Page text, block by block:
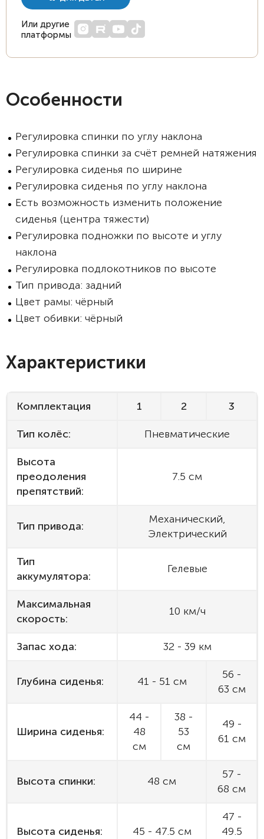
Или другие
платформы
Особенности
Регулировка спинки по углу наклона
Регулировка спинки за счёт ремней натяжения
Регулировка сиденья по ширине
Регулировка сиденья по углу наклона
Есть возможность изменить положение
сиденья (центра тяжести)
Регулировка подножки по высоте и углу
наклона
Регулировка подлокотников по высоте
Тип привода: задний
Цвет рамы: чёрный
Цвет обивки: чёрный
Характеристики
Комплектация 1 2 3
Тип колёс: Пневматические
Высота
преодоления
препятствий:
7.5 см
Тип привода:
Механический,
Электрический
Тип
аккумулятора:
Гелевые
Максимальная
скорость:
10 км/ч
Запас хода: 32 - 39 км
Глубина сиденья: 41 - 51 см
56 -
63 см
Ширина сиденья:
44 -
48
см
38 -
53
см
49 -
61 см
Высота спинки: 48 см
57 -
68 см
Высота сиденья: 45 - 47.5 см
47 -
49.5